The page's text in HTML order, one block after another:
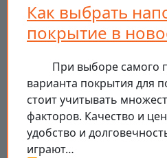
Как выбрать
покрытие в
При выборе самого
варианта покрытия для
стоит учитывать
факторов. Качество и
удобство и
играют…